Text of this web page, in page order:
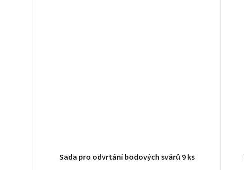
Sada pro odvrtání bodových svárů 9 ks